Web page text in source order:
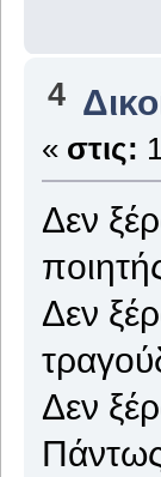
4
« στις:
Δεν
Δεν
Δεν